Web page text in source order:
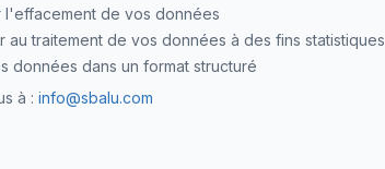
l'effacement de vos données
au traitement de vos données à des fins statistiques
données dans un format structuré
à : info@sbalu.com